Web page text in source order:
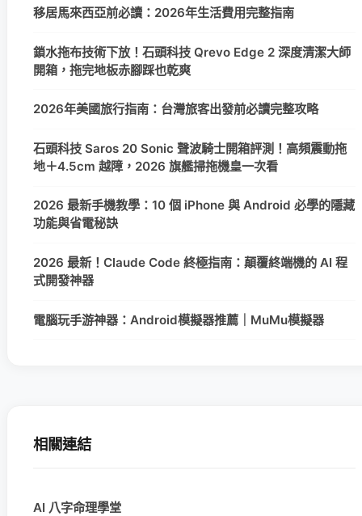
移居馬來西亞前必讀：2026年生活費用完整指南
鎖水拖布技術下放！石頭科技 Qrevo Edge 2 深度清潔大師
開箱，拖完地板赤腳踩也乾爽
2026年美國旅行指南：台灣旅客出發前必讀完整攻略
石頭科技 Saros 20 Sonic 聲波騎士開箱評測！高頻震動拖
地＋4.5cm 越障，2026 旗艦掃拖機皇一次看
2026 最新手機教學：10 個 iPhone 與 Android 必學的隱藏
功能與省電秘訣
2026 最新！Claude Code 終極指南：顛覆終端機的 AI 程
式開發神器
電腦玩手游神器：Android模擬器推薦｜MuMu模擬器
相關連結
AI 八字命理學堂